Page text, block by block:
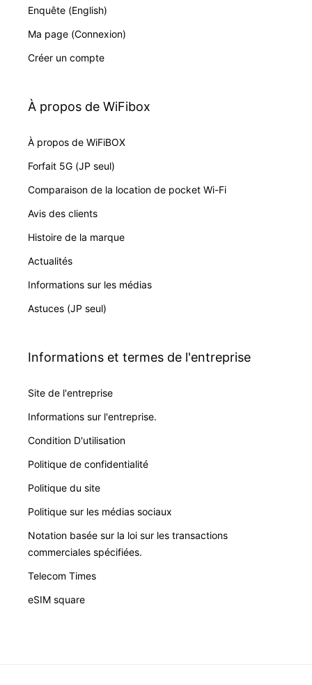
Enquête (English)
Ma page (Connexion)
Créer un compte
À propos de WiFibox
À propos de WiFiBOX
Forfait 5G (JP seul)
Comparaison de la location de pocket Wi-Fi
Avis des clients
Histoire de la marque
Actualités
Informations sur les médias
Astuces (JP seul)
Informations et termes de l'entreprise
Site de l'entreprise
Informations sur l'entreprise.
Condition D'utilisation
Politique de confidentialité
Politique du site
Politique sur les médias sociaux
Notation basée sur la loi sur les transactions
commerciales spécifiées.
Telecom Times
eSIM square